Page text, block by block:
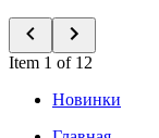
Item 1 of 12
Новинки